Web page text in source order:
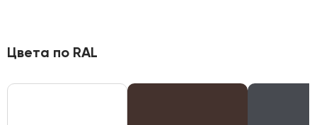
Цвета по RAL